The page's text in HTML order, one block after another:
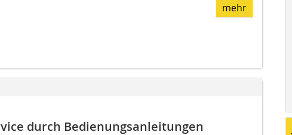
mehr
durch Bedienungsanleitungen